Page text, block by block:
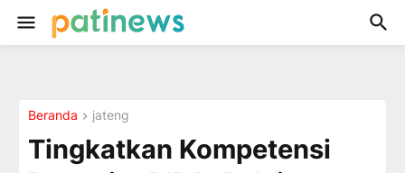
Beranda jateng
Tingkatkan Kompetensi